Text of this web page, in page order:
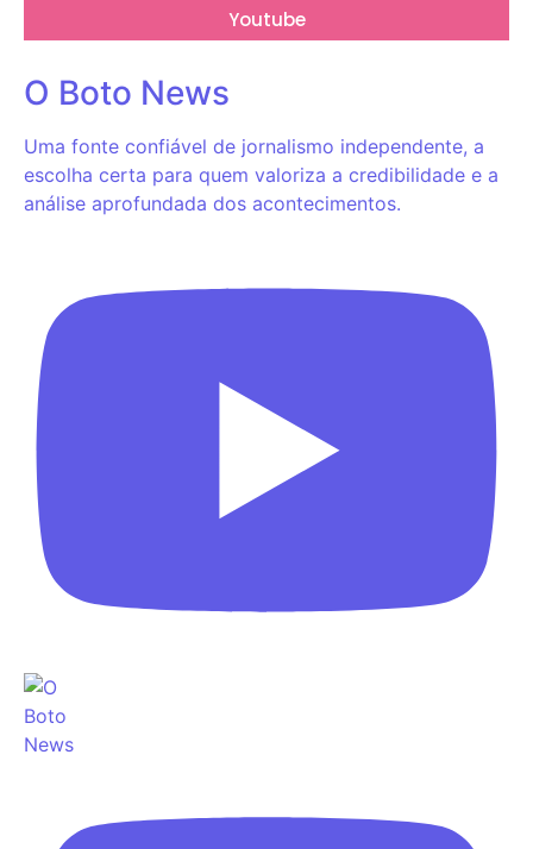
Youtube
O Boto News
Uma fonte confiável de jornalismo independente, a
escolha certa para quem valoriza a credibilidade e a
análise aprofundada dos acontecimentos.